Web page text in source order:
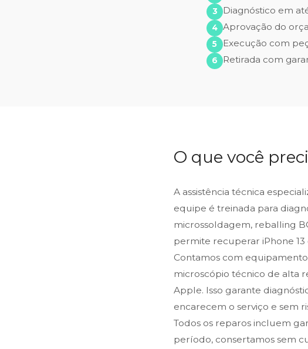
Diagnóstico em
Aprovação do
Execução com
Retirada com
O que você
A assistência técnica
equipe é treinada para
microssoldagem, reballing
permite recuperar iPhone
Contamos com
microscópio técnico de alta
Apple. Isso garante
encarecem o serviço e sem
Todos os reparos incluem
período, consertamos sem